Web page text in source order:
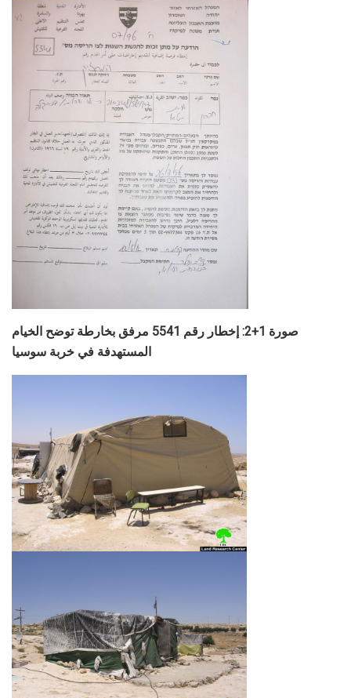
صورة 1+2: إخطار رقم 5541 مرفق بخارطة توضح الخيام
المستهدفة في خربة سوسيا